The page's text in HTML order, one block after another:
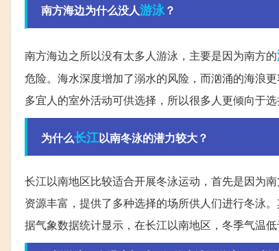
南方海边为什么没人游泳？
南方海边之所以没有太多人游泳，主要是因为南方的
危险。海水深度增加了溺水的风险，而汹涌的海浪
多宜人的室外活动可供选择，所以很多人更倾向于
为什么长江以南冬泳的潜力较大？
长江以南地区比较适合开展冬泳运动，首先是因为
资源丰富，提供了多种选择的场所供人们进行冬泳
据气象数据统计显示，在长江以南地区，冬季气温